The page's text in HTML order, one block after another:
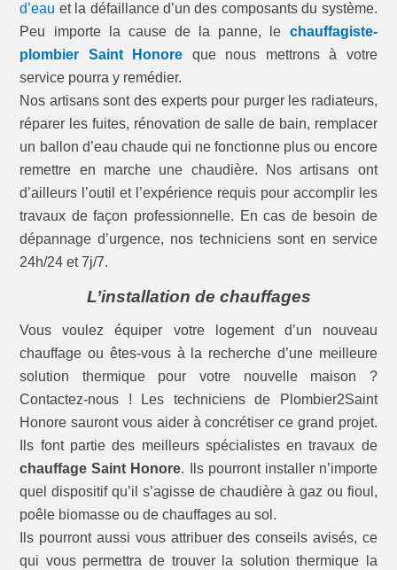
d’eau et la défaillance d’un des composants du système.
Peu importe la cause de la panne, le chauffagiste-
plombier Saint Honore que nous mettrons à votre
service pourra y remédier.
Nos artisans sont des experts pour purger les radiateurs,
réparer les fuites, rénovation de salle de bain, remplacer
un ballon d’eau chaude qui ne fonctionne plus ou encore
remettre en marche une chaudière. Nos artisans ont
d’ailleurs l’outil et l’expérience requis pour accomplir les
travaux de façon professionnelle. En cas de besoin de
dépannage d’urgence, nos techniciens sont en service
24h/24 et 7j/7.
L’installation de chauffages
Vous voulez équiper votre logement d’un nouveau
chauffage ou êtes-vous à la recherche d’une meilleure
solution thermique pour votre nouvelle maison ?
Contactez-nous ! Les techniciens de Plombier2Saint
Honore sauront vous aider à concrétiser ce grand projet.
Ils font partie des meilleurs spécialistes en travaux de
chauffage Saint Honore. Ils pourront installer n’importe
quel dispositif qu’il s’agisse de chaudière à gaz ou fioul,
poêle biomasse ou de chauffages au sol.
Ils pourront aussi vous attribuer des conseils avisés, ce
qui vous permettra de trouver la solution thermique la